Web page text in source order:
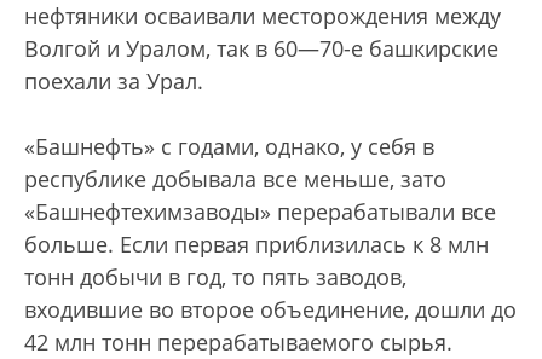
нефтяники осваивали месторождения между
Волгой и Уралом, так в 60—70-е башкирские
поехали за Урал.
«Башнефть» с годами, однако, у себя в
республике добывала все меньше, зато
«Башнефтехимзаводы» перерабатывали все
больше. Если первая приблизилась к 8 млн
тонн добычи в год, то пять заводов,
входившие во второе объединение, дошли до
42 млн тонн перерабатываемого сырья.